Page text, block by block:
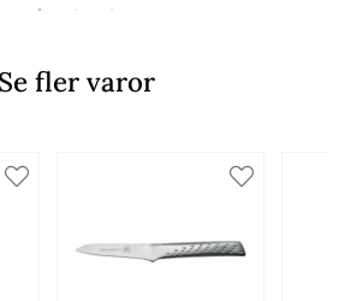
Se fler varor